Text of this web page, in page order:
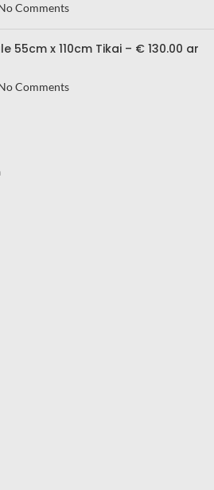
Comments
55cm x 110cm Tikai – € 130.00 ar
Comments